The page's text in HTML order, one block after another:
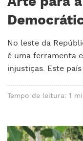
No leste da
é uma ferramenta
injustiças. Este
Tempo de leitura: 1